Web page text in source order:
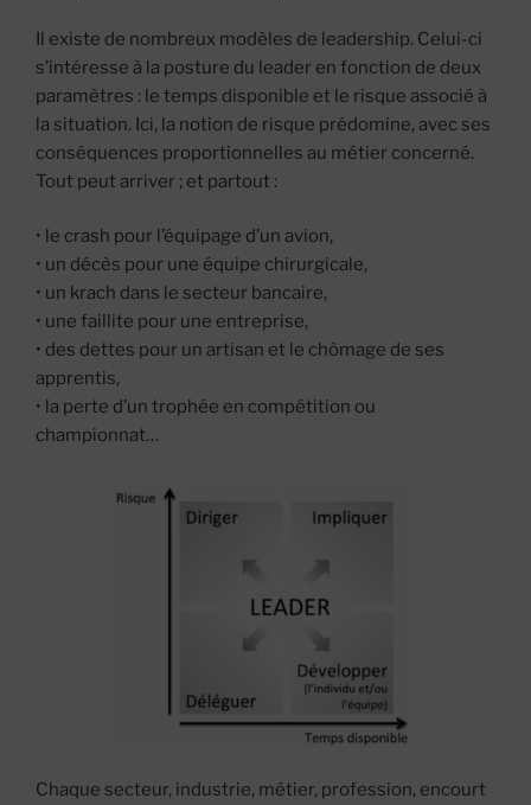
Il existe de nombreux modèles de leadership. Celui-ci
s’intéresse à la posture du leader en fonction de deux
paramètres : le temps disponible et le risque associé à
la situation. Ici, la notion de risque prédomine, avec ses
conséquences proportionnelles au métier concerné.
Tout peut arriver ; et partout :
• le crash pour l’équipage d’un avion,
• un décès pour une équipe chirurgicale,
• un krach dans le secteur bancaire,
• une faillite pour une entreprise,
• des dettes pour un artisan et le chômage de ses
apprentis,
• la perte d’un trophée en compétition ou
championnat…
Chaque secteur, industrie, métier, profession, encourt